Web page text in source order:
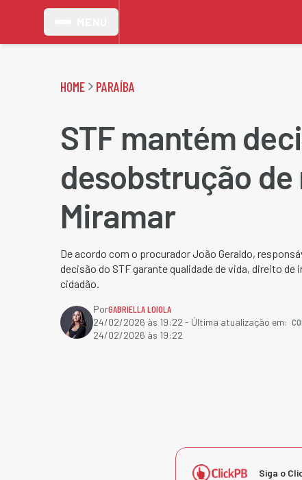
HOME PARAÍBA
STF mantém
desobstrução de
Miramar
De acordo com o procurador João Geraldo,
decisão do STF garante qualidade de vida, direito de
cidadão.
PorGABRIELLA LOIOLA
24/02/2026 às 19:22 - Última atualização em:
24/02/2026 às 19:22
Siga o